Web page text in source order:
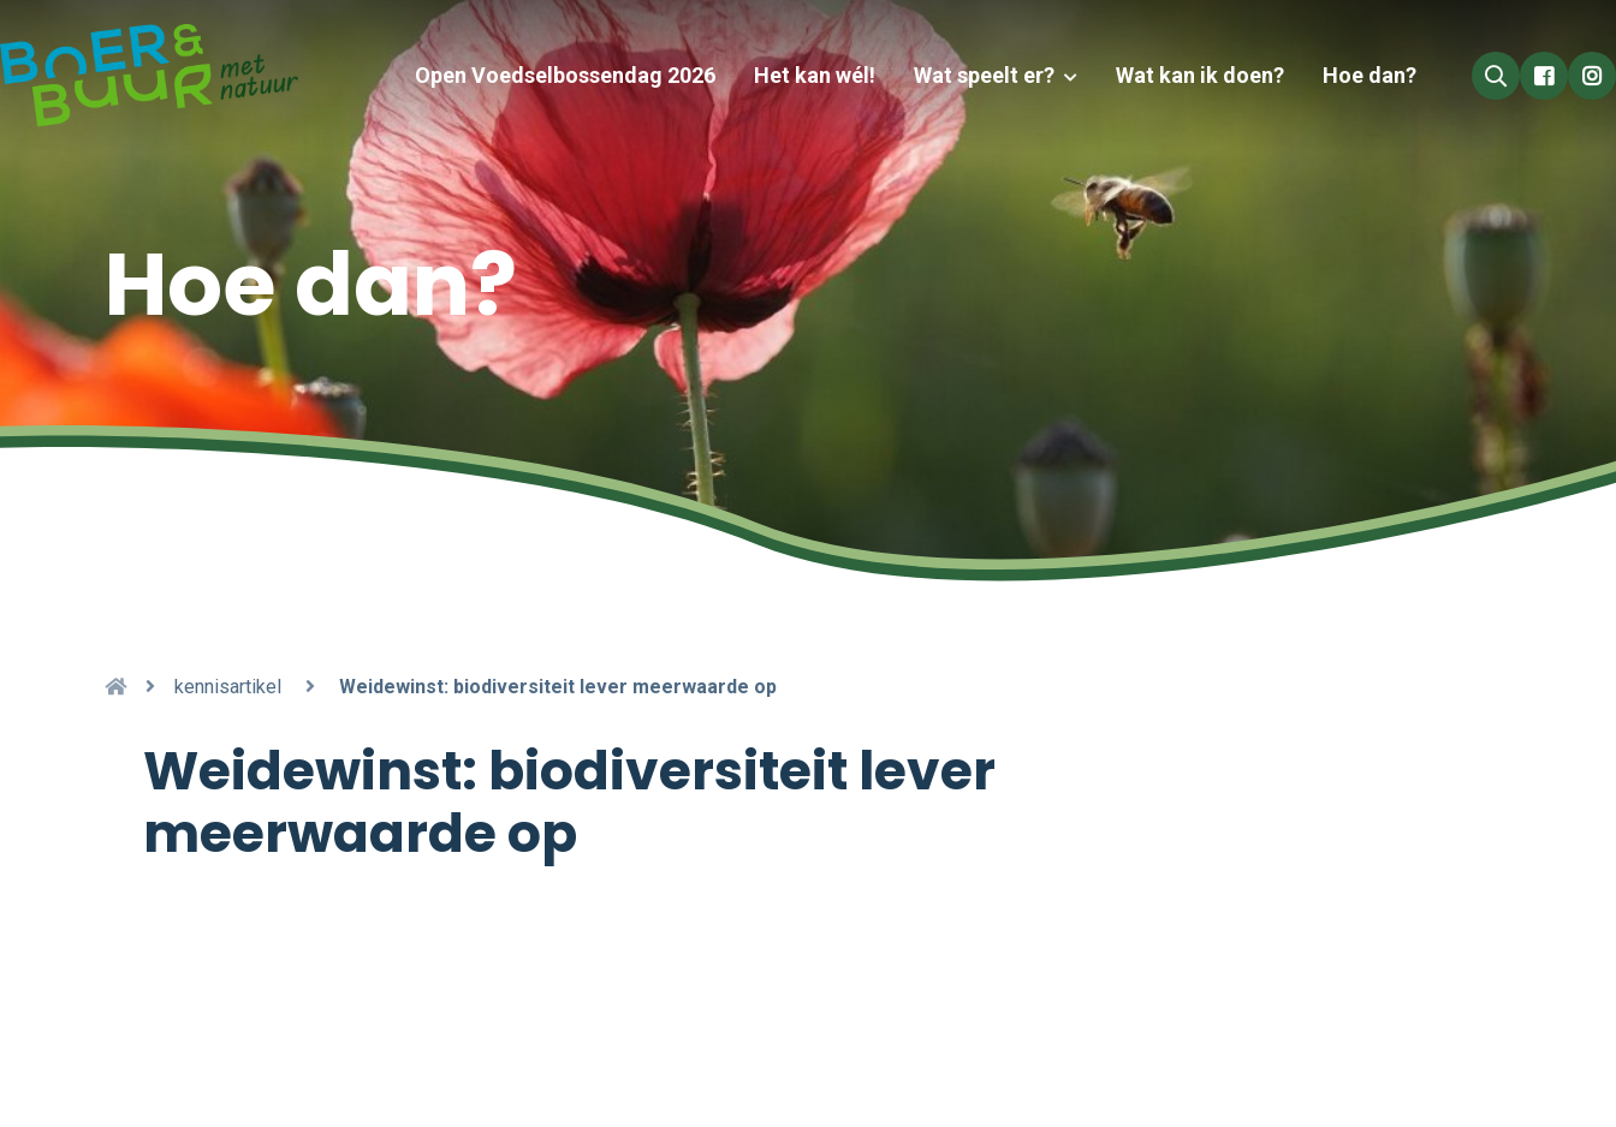
Open Voedselbossendag 2026 Het kan wél! Wat speelt er? Wat kan ik doen? Hoe dan? Go to
Hoe dan?
kennisartikel Weidewinst: biodiversiteit lever meerwaarde op
Weidewinst: biodiversiteit lever
meerwaarde op